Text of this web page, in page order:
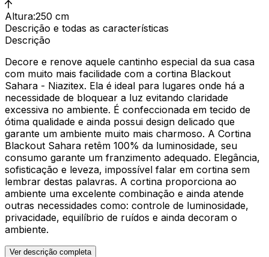
Altura:250 cm
Descrição e todas as características
Descrição
Decore e renove aquele cantinho especial da sua casa
com muito mais facilidade com a cortina Blackout
Sahara - Niazitex. Ela é ideal para lugares onde há a
necessidade de bloquear a luz evitando claridade
excessiva no ambiente. É confeccionada em tecido de
ótima qualidade e ainda possui design delicado que
garante um ambiente muito mais charmoso. A Cortina
Blackout Sahara retêm 100% da luminosidade, seu
consumo garante um franzimento adequado. Elegância,
sofisticação e leveza, impossível falar em cortina sem
lembrar destas palavras. A cortina proporciona ao
ambiente uma excelente combinação e ainda atende
outras necessidades como: controle de luminosidade,
privacidade, equilíbrio de ruídos e ainda decoram o
ambiente.
Ver descrição completa